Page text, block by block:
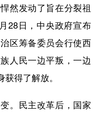
然发动了旨在分裂祖
28日，中央政府宣布
区筹备委员会行使西
人民一边平叛，一边
得了解放。
民主改革后，国家